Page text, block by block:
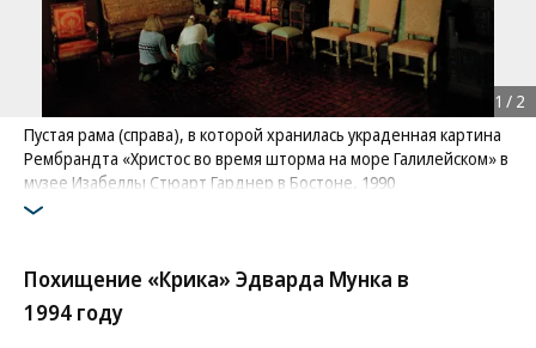
Пустая рама (справа), в которой хранилась украденная картина
Рембрандта «Христос во время шторма на море Галилейском» в
музее Изабеллы Стюарт Гарднер в Бостоне, 1990
Фото: Brooks Kraft LLC / Corbis / Getty Images
1 / 2
Похищение «Крика» Эдварда Мунка в
1994 году